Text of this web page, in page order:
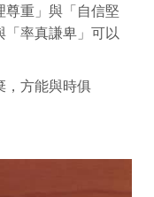
重」與「自信堅
率真謙卑」可以
，方能與時俱